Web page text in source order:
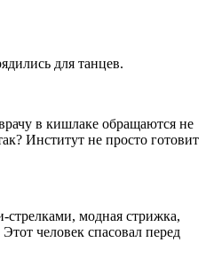
для танцев.
в кишлаке обращаются не
Институт не просто готовит
модная стрижка,
человек спасовал перед